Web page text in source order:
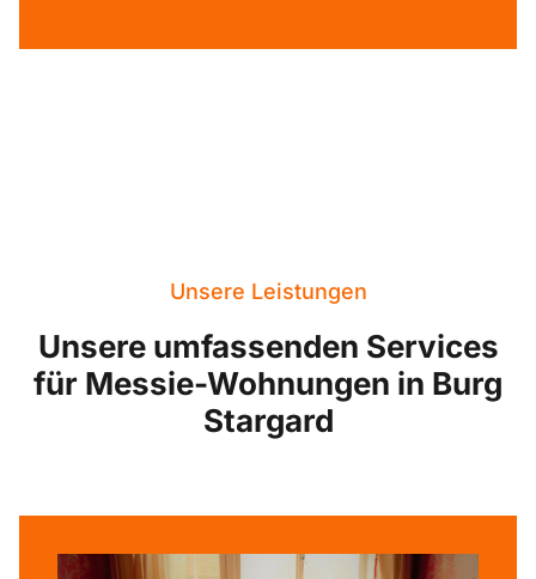
Unsere Leistungen
Unsere umfassenden Services
für Messie-Wohnungen in Burg
Stargard